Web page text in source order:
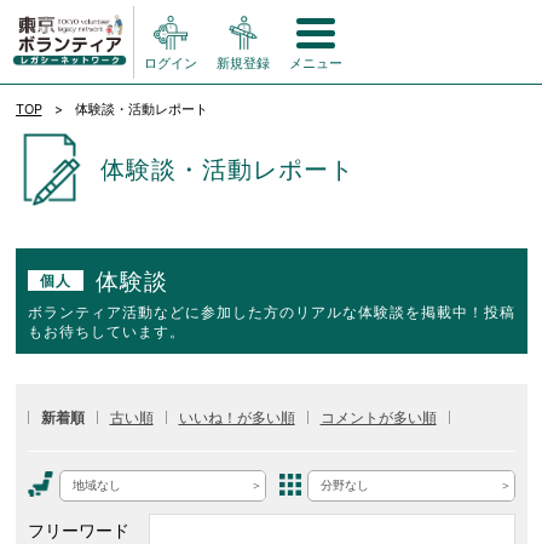
ログイン 新規登録 メニュー
TOP 体験談・活動レポート
体験談・活動レポート
個人 体験談
ボランティア活動などに参加した方のリアルな体験談を掲載中！投稿
もお待ちしています。
新着順 古い順 いいね！が多い順 コメントが多い順
地域なし 分野なし
フリーワード